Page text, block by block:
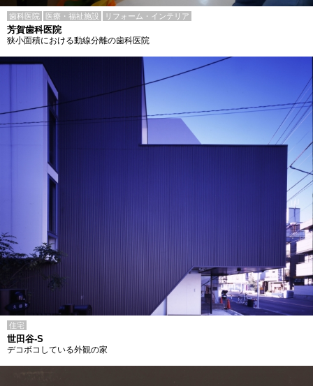
歯科医院 医療・福祉施設 リフォーム・インテリア
芳賀歯科医院
狭小面積における動線分離の歯科医院
住宅
世田谷-S
デコボコしている外観の家